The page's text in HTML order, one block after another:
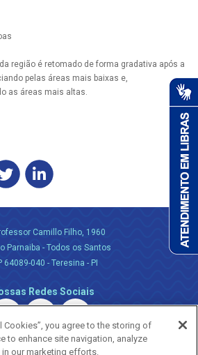
região é retomado de forma gradativa após a
pelas áreas mais baixas e,
as áreas mais altas.
Camillo Filho, 1960
Parnaiba - Todos os Santos
64089-040 - Teresina - PI
Redes Sociais
Cookies”, you agree to the storing of
to enhance site navigation, analyze
our marketing efforts.